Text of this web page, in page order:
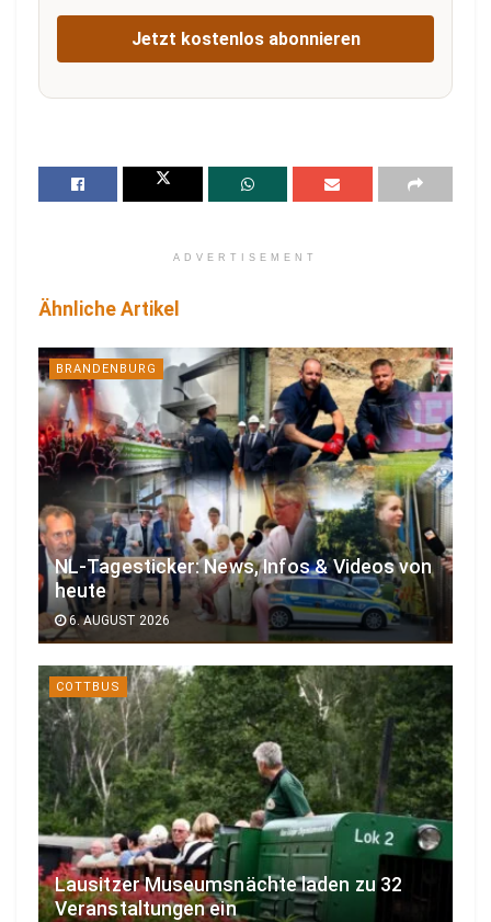
Jetzt kostenlos abonnieren
ADVERTISEMENT
Ähnliche Artikel
BRANDENBURG
NL-Tagesticker: News, Infos & Videos von
heute
6. AUGUST 2026
COTTBUS
Lausitzer Museumsnächte laden zu 32
Veranstaltungen ein